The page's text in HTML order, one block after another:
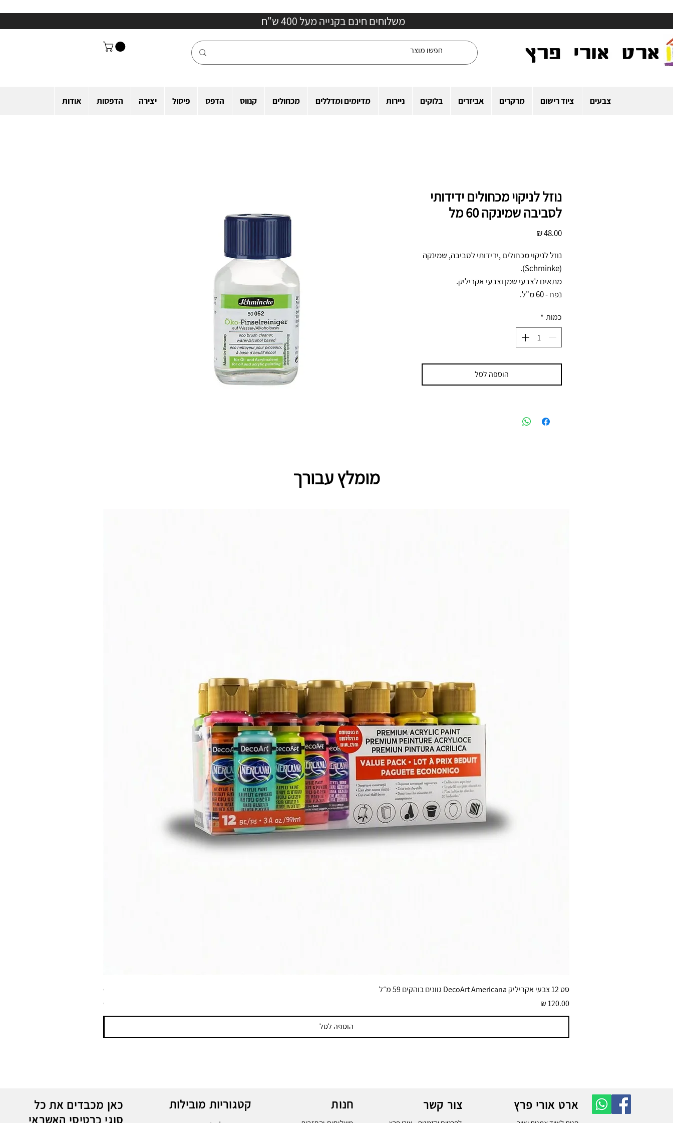
משלוחים חינם בקנייה מעל 400 ש"ח
צבעים ציוד רישום מרקרים אביזרים בלוקים ניירות מדיומים ומדללים מכחולים קנווס הדפס פיסול יצירה הדפסות אודות
נוזל לניקוי מכחולים ידידותי
לסביבה שמינקה 60 מל
נוזל לניקוי מכחולים ,ידידותי לסביבה, שמינקה
(Schminke).
מתאים לצבעי שמן וצבעי אקריליק.
נפח - 60 מ"ל.
כמות *
הוספה לסל
מומלץ עבורך
סט 12 צבעי אקריליק DecoArt Americana גוונים בוהקים 59 מ״ל
מחיר
הוספה לסל
ספריי צבע שחור לטמבון MTN WEPRO Bumper Paint
מחיר
כאן מכבדים את כל
סוגי כרטיסי האשראי
קטגוריות מובילות חנות צור קשר ארט אורי פרץ